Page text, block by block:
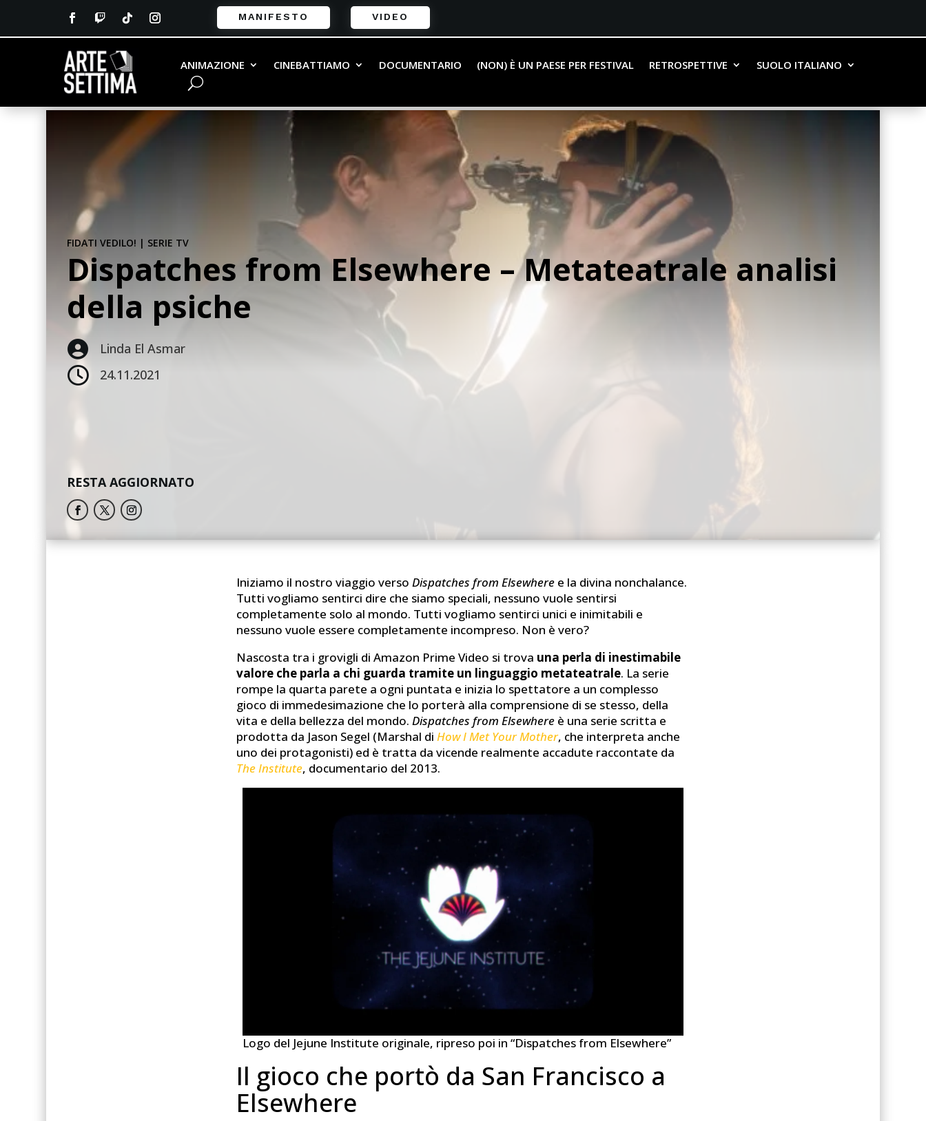
MANIFESTO VIDEO
ANIMAZIONE CINEBATTIAMO DOCUMENTARIO (NON) È UN PAESE PER FESTIVAL RETROSPETTIVE SUOLO ITALIANO
FIDATI VEDILO! | SERIE TV
Dispatches from Elsewhere – Metateatrale analisi
della psiche
 Linda El Asmar
 24.11.2021
RESTA AGGIORNATO
Iniziamo il nostro viaggio verso Dispatches from Elsewhere e la divina nonchalance.
Tutti vogliamo sentirci dire che siamo speciali, nessuno vuole sentirsi
completamente solo al mondo. Tutti vogliamo sentirci unici e inimitabili e
nessuno vuole essere completamente incompreso. Non è vero?
Nascosta tra i grovigli di Amazon Prime Video si trova una perla di inestimabile
valore che parla a chi guarda tramite un linguaggio metateatrale. La serie
rompe la quarta parete a ogni puntata e inizia lo spettatore a un complesso
gioco di immedesimazione che lo porterà alla comprensione di se stesso, della
vita e della bellezza del mondo.Dispatches from Elsewhere è una serie scritta e
prodotta da Jason Segel (Marshal diHow I Met Your Mother, che interpreta anche
uno dei protagonisti) ed è tratta da vicende realmente accadute raccontate da
The Institute, documentario del 2013.
Logo del Jejune Institute originale, ripreso poi in “Dispatches from Elsewhere”
Il gioco che portò da San Francisco a
Elsewhere